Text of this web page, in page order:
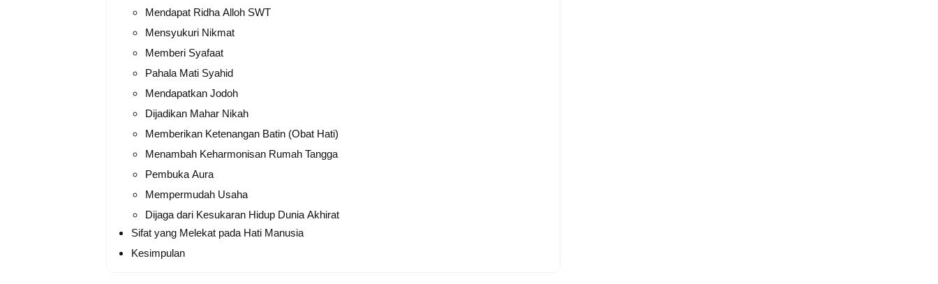
Mendapat Ridha Alloh SWT
Mensyukuri Nikmat
Memberi Syafaat
Pahala Mati Syahid
Mendapatkan Jodoh
Dijadikan Mahar Nikah
Memberikan Ketenangan Batin (Obat Hati)
Menambah Keharmonisan Rumah Tangga
Pembuka Aura
Mempermudah Usaha
Dijaga dari Kesukaran Hidup Dunia Akhirat
Sifat yang Melekat pada Hati Manusia
Kesimpulan